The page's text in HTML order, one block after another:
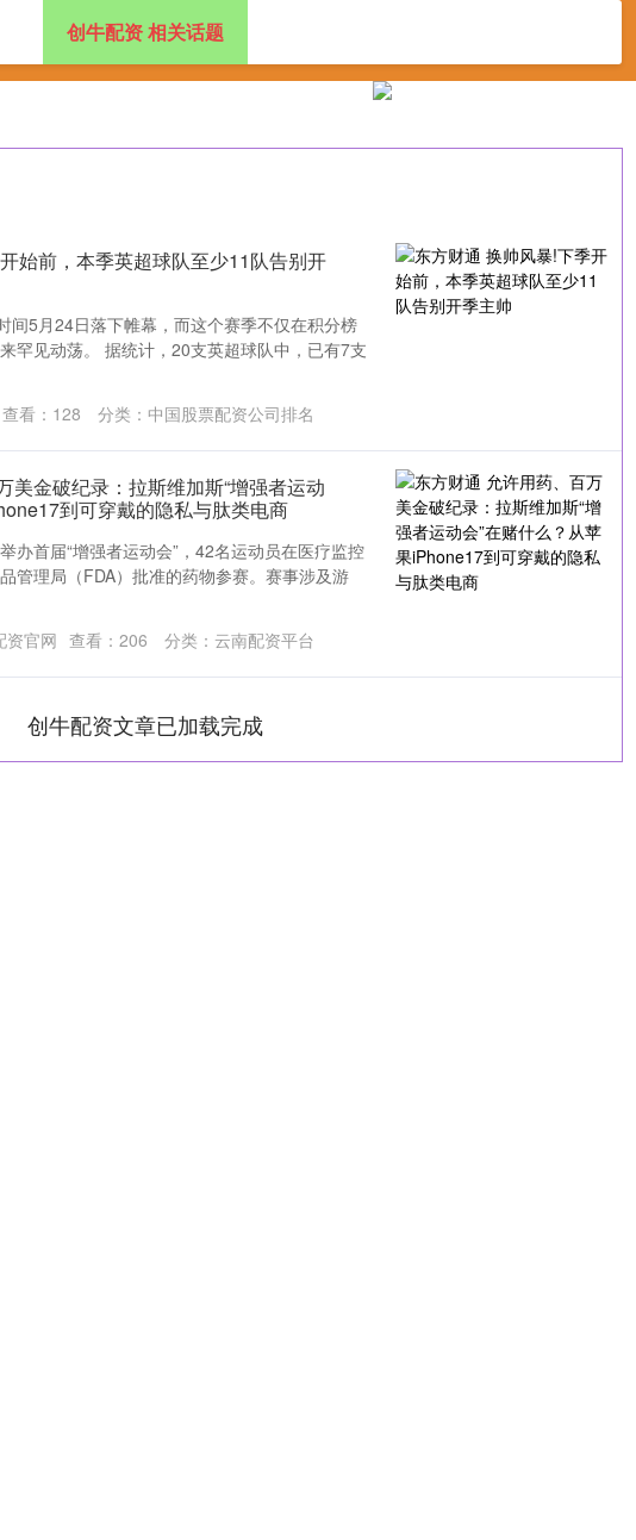
创牛配资 中国股票配资公司排名
创牛配资 相关话题
始前，本季英超球队至少11队告别开
间5月24日落下帷幕，而这个赛季不仅在积分榜
罕见动荡。 据统计，20支英超球队中，已有7支
查看： 128 分类： 中国股票配资公司排名
美金破纪录：拉斯维加斯“增强者运动
到可穿戴的隐私与肽类电商
办首届“增强者运动会”，42名运动员在医疗监控
管理局（FDA）批准的药物参赛。赛事涉及游
资官网 查看： 206 分类： 云南配资平台
创牛配资文章已加载完成